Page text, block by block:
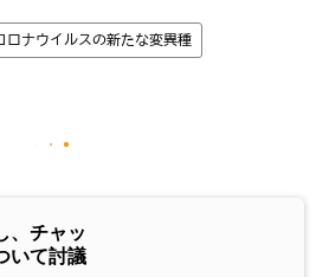
ロナウイルスの新たな変異種
、チャッ
いて討議